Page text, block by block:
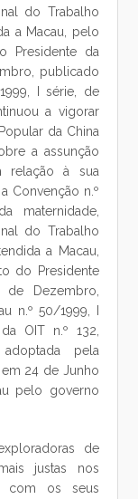
do Trabalho
a Macau, pelo
Presidente da
publicado
I série, de
a vigorar
da China
a assunção
relação à sua
Convenção n.º
maternidade,
do Trabalho
a Macau,
do Presidente
Dezembro,
n.º 50/1999, I
OIT n.º 132,
pela
24 de Junho
pelo governo
de
justas nos
com os seus